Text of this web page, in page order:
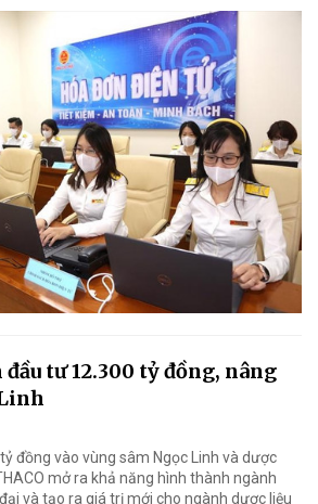
tư 12.300 tỷ đồng, nâng
đồng vào vùng sâm Ngọc Linh và dược
mở ra khả năng hình thành ngành
và tạo ra giá trị mới cho ngành dược liệu